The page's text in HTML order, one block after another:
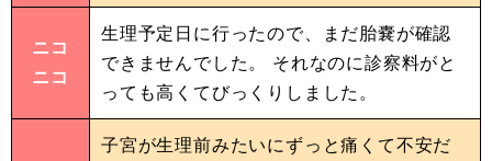
ニコ
ニコ
生理予定日に行ったので、まだ胎嚢が確認
できませんでした。 それなのに診察料がと
っても高くてびっくりしました。
子宮が生理前みたいにずっと痛くて不安だ